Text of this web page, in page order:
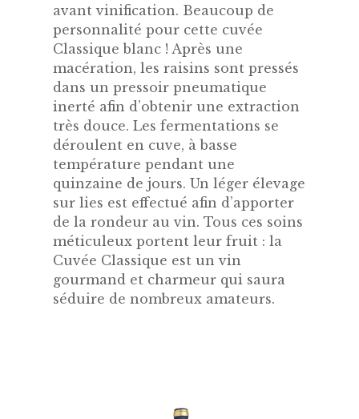
avant vinification. Beaucoup de
personnalité pour cette cuvée
Classique blanc ! Après une
macération, les raisins sont pressés
dans un pressoir pneumatique
inerté afin d’obtenir une extraction
très douce. Les fermentations se
déroulent en cuve, à basse
température pendant une
quinzaine de jours. Un léger élevage
sur lies est effectué afin d’apporter
de la rondeur au vin. Tous ces soins
méticuleux portent leur fruit : la
Cuvée Classique est un vin
gourmand et charmeur qui saura
séduire de nombreux amateurs.